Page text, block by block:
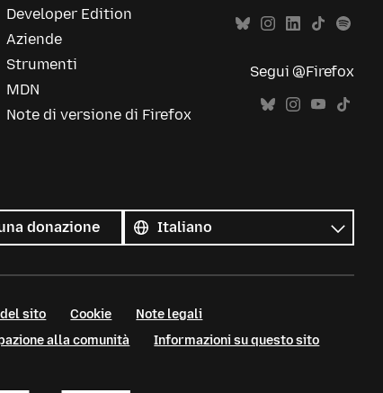
Developer Edition
Aziende
Strumenti
MDN
Note di versione di Firefox
Segui @Firefox
donazione
le
lingue
Lingua
sito Cookie
Note legali
alla comunità
Informazioni su questo sito